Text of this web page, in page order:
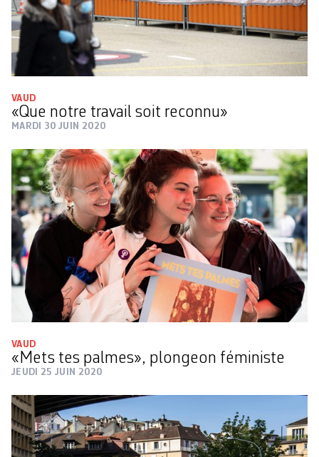
VAUD
«Que notre travail soit reconnu»
MARDI 30 JUIN 2020
VAUD
«Mets tes palmes», plongeon féministe
JEUDI 25 JUIN 2020